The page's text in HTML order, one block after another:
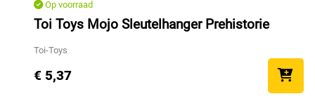
Op voorraad
Toi Toys Mojo Sleutelhanger Prehistorie
Toi-Toys
€ 5,37